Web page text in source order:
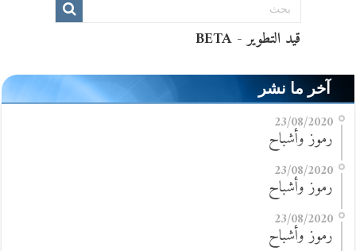
آخر ما نشر
23/08/2020
رموز وأشباح
23/08/2020
رموز وأشباح
23/08/2020
رموز وأشباح